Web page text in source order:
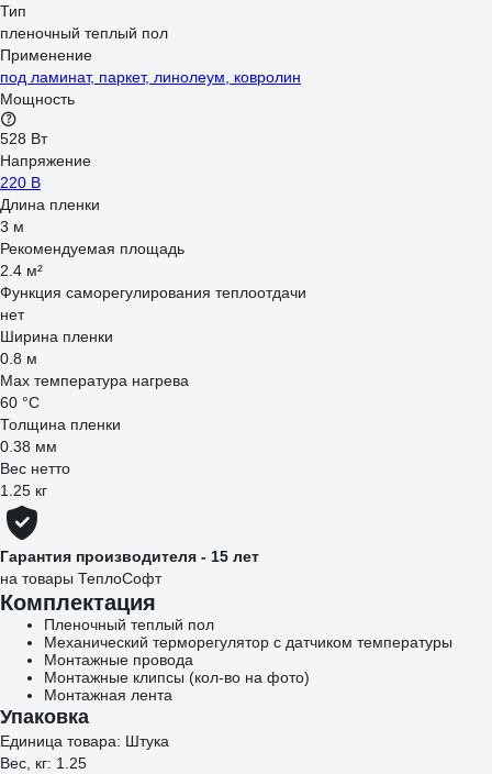
Тип
пленочный теплый пол
Применение
под ламинат, паркет, линолеум, ковролин
Мощность
528 Вт
Напряжение
220 В
Длина пленки
3 м
Рекомендуемая площадь
2.4 м²
Функция саморегулирования теплоотдачи
нет
Ширина пленки
0.8 м
Max температура нагрева
60 °С
Толщина пленки
0.38 мм
Вес нетто
1.25 кг
Гарантия производителя - 15 лет
на товары ТеплоСофт
Комплектация
Пленочный теплый пол
Механический терморегулятор с датчиком температуры
Монтажные провода
Монтажные клипсы (кол-во на фото)
Монтажная лента
Упаковка
Единица товара: Штука
Вес, кг: 1.25